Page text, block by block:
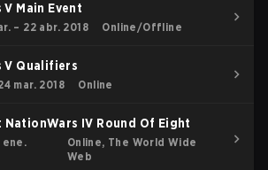
Main Event
– 22 abr. 2018 Online/Offline
V Qualifiers
mar. 2018 Online
IV Round Of Eight
ene.
Online, The World Wide
Web